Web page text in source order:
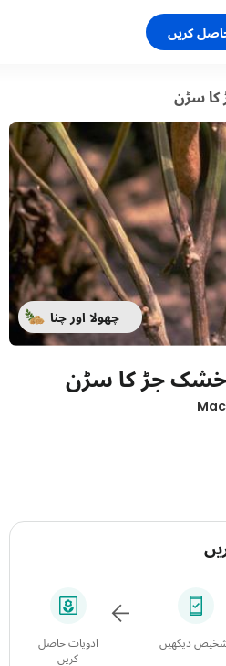
چھولا اور چنا
جڑ کا سڑن
ادویات حاصل